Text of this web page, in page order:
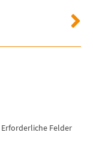
Erforderliche Felder